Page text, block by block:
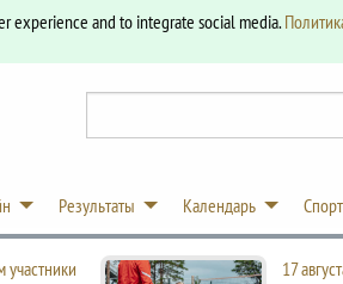
experience and to integrate social media.
Результаты Календарь
участники
17